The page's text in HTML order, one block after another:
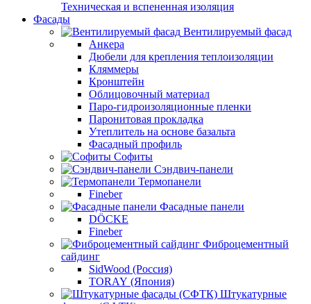
Техническая и вспененная изоляция
Фасады
Вентилируемый фасад
Анкера
Дюбели для крепления теплоизоляции
Кляммеры
Кронштейн
Облицовочный материал
Паро-гидроизоляционные пленки
Паронитовая прокладка
Утеплитель на основе базальта
Фасадный профиль
Софиты
Сэндвич-панели
Термопанели
Fineber
Фасадные панели
DÖCKE
Fineber
Фиброцементный
сайдинг
SidWood (Россия)
TORAY (Япония)
Штукатурные